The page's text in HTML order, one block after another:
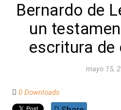
Bernardo de
un
escritura de
mayo 15,
0 Downloads